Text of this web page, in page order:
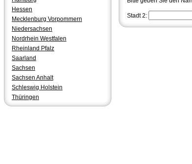
Hessen
Mecklenburg Vorpommern
Niedersachsen
Nordrhein Westfalen
Rheinland Pfalz
Saarland
Sachsen
Sachsen Anhalt
Schleswig Holstein
Thüringen
Stadt 2: